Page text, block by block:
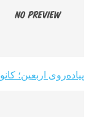
پیاده‌روی اربعین؛